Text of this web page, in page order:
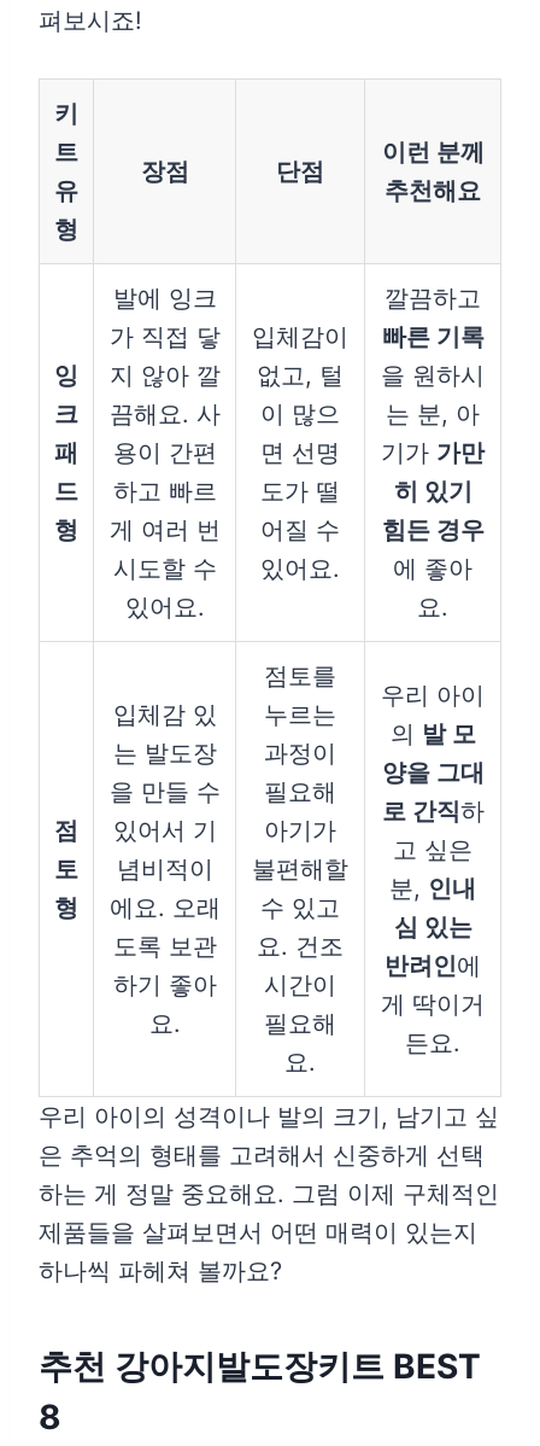
펴보시죠!
키
트
유
형
장점 단점
이런 분께
추천해요
잉
크
패
드
형
발에 잉크
가 직접 닿
지 않아 깔
끔해요. 사
용이 간편
하고 빠르
게 여러 번
시도할 수
있어요.
입체감이
없고, 털
이 많으
면 선명
도가 떨
어질 수
있어요.
깔끔하고
빠른 기록
을 원하시
는 분, 아
기가 가만
히 있기
힘든 경우
에 좋아
요.
점
토
형
입체감 있
는 발도장
을 만들 수
있어서 기
념비적이
에요. 오래
도록 보관
하기 좋아
요.
점토를
누르는
과정이
필요해
아기가
불편해할
수 있고
요. 건조
시간이
필요해
요.
우리 아이
의 발 모
양을 그대
로 간직하
고 싶은
분, 인내
심 있는
반려인에
게 딱이거
든요.
우리 아이의 성격이나 발의 크기, 남기고 싶
은 추억의 형태를 고려해서 신중하게 선택
하는 게 정말 중요해요. 그럼 이제 구체적인
제품들을 살펴보면서 어떤 매력이 있는지
하나씩 파헤쳐 볼까요?
추천 강아지발도장키트 BEST
8